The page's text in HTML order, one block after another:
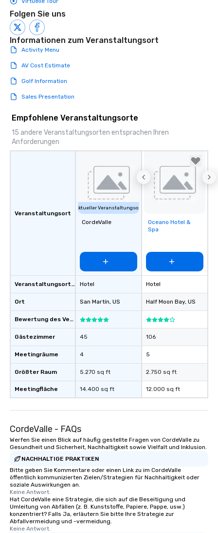
Folgen Sie uns
Informationen zum Veranstaltungsort
Activity Menu
AV Cost Estimate
Golf Information
Sales Presentation
Empfohlene Veranstaltungsorte
15 andere Veranstaltungsorten entsprachen Ihren
Anforderungen
Veranstaltungsort
Veranstaltungsortstyp
Ort
Bewertung des Veranstaltungsortes
Gästezimmer
Meetingräume
Größter Raum
Meetingfläche
Aktueller Veranstaltungsort
CordeValle
Hotel
San Martín, US
45
4
5.270 sq ft
14.400 sq ft
Removed from
favorites
Oceano Hotel &
Spa
Hotel
Half Moon Bay, US
106
5
2.750 sq ft
12.000 sq ft
CordeValle - FAQs
Werfen Sie einen Blick auf häufig gestellte Fragen von CordeValle zu
Gesundheit und Sicherheit, Nachhaltigkeit sowie Vielfalt und Inklusion.
NACHHALTIGE PRAKTIKEN
Bitte geben Sie Kommentare oder einen Link zu im CordeValle
öffentlich kommunizierten Zielen/Strategien für Nachhaltigkeit oder
soziale Auswirkungen an.
Keine Antwort.
Hat CordeValle eine Strategie, die sich auf die Beseitigung und
Umleitung von Abfällen (z. B. Kunststoffe, Papiere, Pappe, usw.)
konzentriert? Falls Ja, erläutern Sie bitte Ihre Strategie zur
Abfallvermeidung und -vermeidung.
Keine Antwort.